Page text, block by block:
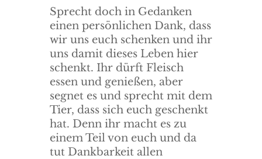
Sprecht doch in Gedanken
einen persönlichen Dank, dass
wir uns euch schenken und ihr
uns damit dieses Leben hier
schenkt. Ihr dürft Fleisch
essen und genießen, aber
segnet es und sprecht mit dem
Tier, dass sich euch geschenkt
hat. Denn ihr macht es zu
einem Teil von euch und da
tut Dankbarkeit allen